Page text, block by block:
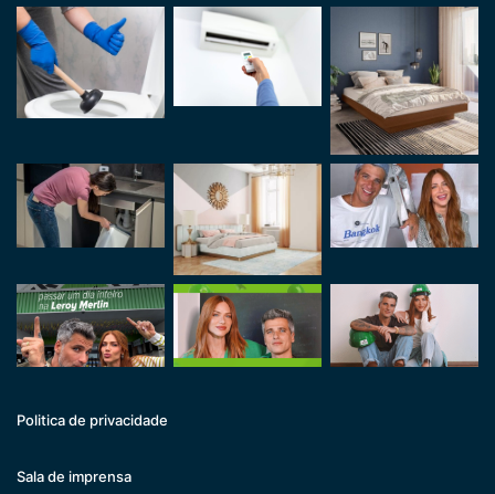
Politica de privacidade
Sala de imprensa